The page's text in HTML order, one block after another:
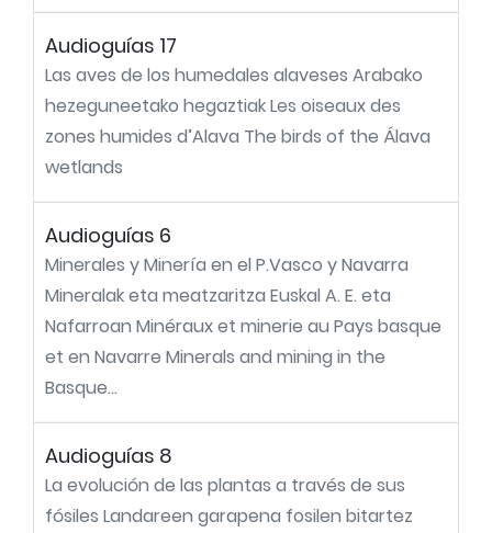
Audioguías 17
Las aves de los humedales alaveses Arabako
hezeguneetako hegaztiak Les oiseaux des
zones humides d’Alava The birds of the Álava
wetlands
Audioguías 6
Minerales y Minería en el P.Vasco y Navarra
Mineralak eta meatzaritza Euskal A. E. eta
Nafarroan Minéraux et minerie au Pays basque
et en Navarre Minerals and mining in the
Basque...
Audioguías 8
La evolución de las plantas a través de sus
fósiles Landareen garapena fosilen bitartez